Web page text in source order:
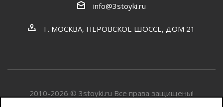
info@3stoyki.ru
Г. МОСКВА, ПЕРОВСКОЕ ШОССЕ, ДОМ 21
2010-2026 © 3stoyki.ru Все права защищены!